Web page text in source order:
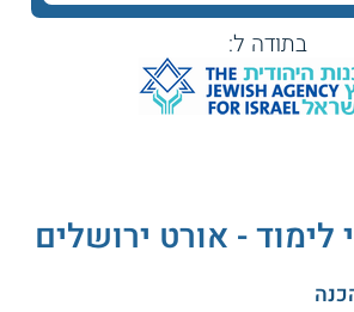
בתשלום שכר הלימוד, במימון של הקרן
משוחררים ומשרד הביטחון.
תכנית זו כוללים גם:
בתודה ל:
לימוד - אורט ירושלים